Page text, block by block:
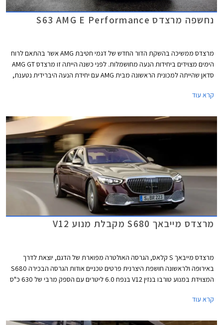
נחשפה מרצדס S63 AMG E Performance
מרצדס ממשיכה בהשקת הדור החדש של דגמי חטיבת AMG אשר בהתאם לרוח
הימים מצוידים ביחידות הנעה מחושמלות. לפני כשנה הייתה זו מרצדס AMG GT
סדאן שהייתה למכונית הראשונה מבית AMG עם יחידת הנעה היברידית נטענת,
של ספינת הדגל מרצדס S63 AMG E Performance.
קרא עוד
מרצדס מייבאך S680 מקבלת מנוע V12
מרצדס מייבאך S קלאס, הגרסה האולטרה מפוארת של הדגם, יוצאת לדרך
באירופה ולראשונה חושפת היצרנית פרטים טכניים אודות הגרסה הבכירה S680
המצוידת במנוע טורבו בנזין V12 בנפח 6.0 ליטרים עם הספק מרבי של 630 כ"ס
קרא עוד